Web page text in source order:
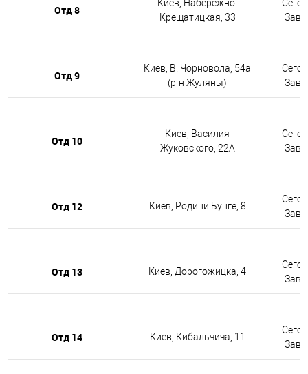
Отд 8
Киев, Набережно-
Крещатицкая, 33
Отд 9
Киев, В. Чорновола, 54а
(р-н Жуляны)
Отд 10
Киев, Василия
Жуковского, 22А
Отд 12 Киев, Родини Бунге, 8
Отд 13 Киев, Дорогожицка, 4
Отд 14 Киев, Кибальчича, 11